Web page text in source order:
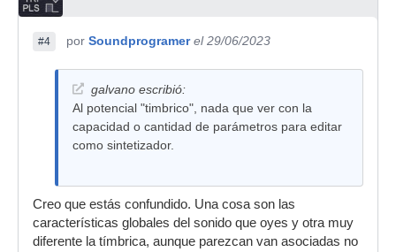
#4 por Soundprogramer el 29/06/2023
galvano escribió:
Al potencial "timbrico", nada que ver con la
capacidad o cantidad de parámetros para editar
como sintetizador.
Creo que estás confundido. Una cosa son las
características globales del sonido que oyes y otra muy
diferente la tímbrica, aunque parezcan van asociadas no